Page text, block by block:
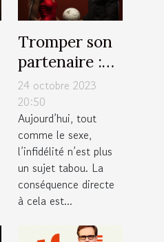
Tromper son
partenaire :
est-ce la
meilleure
solution ?
24 octobre 2023
20:50
Aujourd’hui, tout
comme le sexe,
l’infidélité n’est plus
un sujet tabou. La
conséquence directe
à cela est...